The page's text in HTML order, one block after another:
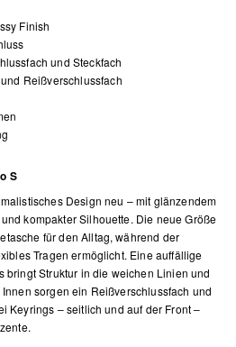
Finish
und Steckfach
Reißverschlussfach
S
Design neu – mit glänzendem
kompakter Silhouette. Die neue Größe
für den Alltag, während der
Tragen ermöglicht. Eine auffällige
bringt Struktur in die weichen Linien und
sorgen ein Reißverschlussfach und
Keyrings – seitlich und auf der Front –